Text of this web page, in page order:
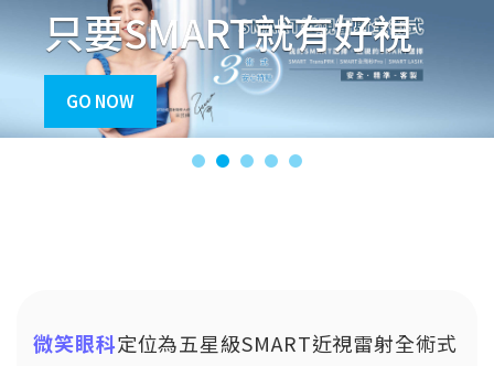
只要SMART就有好視
GO NOW
微笑眼科定位為五星級SMART近視雷射全術式